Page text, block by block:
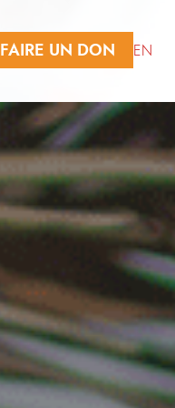
FAIRE UN DON EN